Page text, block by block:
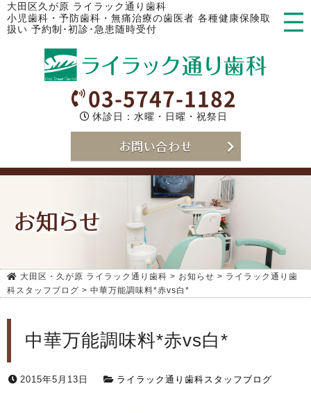
大田区久が原 ライラック通り歯科
小児歯科・予防歯科・無痛治療の歯医者 各種健康保険取
扱い 予約制･初診･急患随時受付
03-5747-1182
休診日：水曜・日曜・祝祭日
お問い合わせ
お知らせ
大田区・久が原 ライラック通り歯科 > お知らせ > ライラック通り歯
科スタッフブログ > 中華万能調味料*赤vs白*
中華万能調味料*赤vs白*
2015年5月13日 ライラック通り歯科スタッフブログ